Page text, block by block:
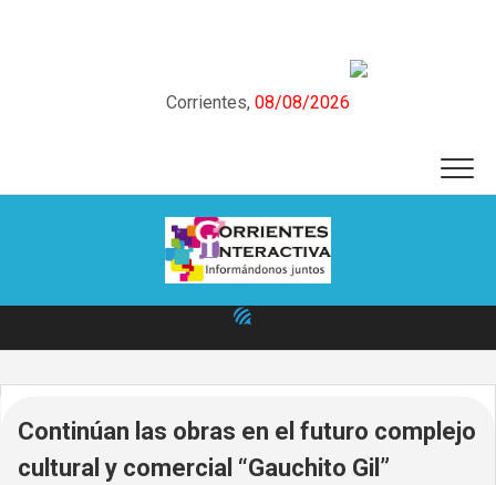
Corrientes, 08/08/2026
Continúan las obras en el futuro complejo
cultural y comercial “Gauchito Gil”